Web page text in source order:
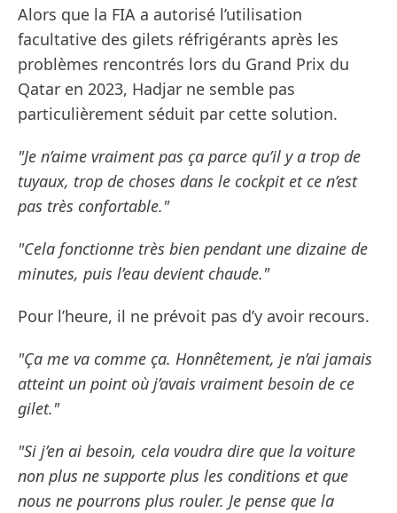
Alors que la FIA a autorisé l’utilisation
facultative des gilets réfrigérants après les
problèmes rencontrés lors du Grand Prix du
Qatar en 2023, Hadjar ne semble pas
particulièrement séduit par cette solution.
"Je n’aime vraiment pas ça parce qu’il y a trop de
tuyaux, trop de choses dans le cockpit et ce n’est
pas très confortable."
"Cela fonctionne très bien pendant une dizaine de
minutes, puis l’eau devient chaude."
Pour l’heure, il ne prévoit pas d’y avoir recours.
"Ça me va comme ça. Honnêtement, je n’ai jamais
atteint un point où j’avais vraiment besoin de ce
gilet."
"Si j’en ai besoin, cela voudra dire que la voiture
non plus ne supporte plus les conditions et que
nous ne pourrons plus rouler. Je pense que la